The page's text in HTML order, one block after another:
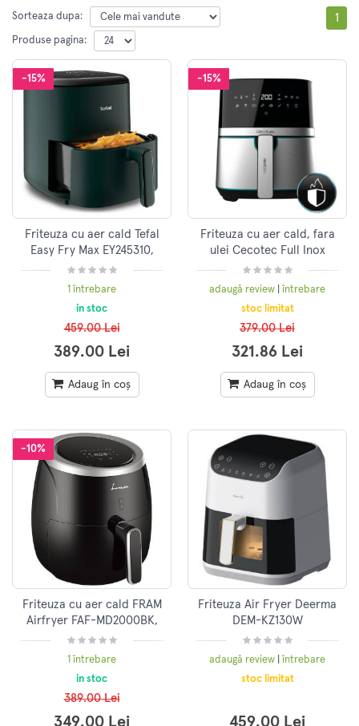
Sorteaza dupa: 1
Produse pagina:
-15%
Friteuza cu aer cald Tefal
Easy Fry Max EY245310,
capacitate 5L, 1500W, 10
prg, touch, Verde
1 întrebare
in stoc
459.00 Lei
389.00 Lei
Adaug în coș
-15%
Friteuza cu aer cald, fara
ulei Cecotec Full Inox
5500 Pro, 1700W, 5.5L,
Control tactil, 8 programe
adaugă review |întrebare
stoc limitat
379.00 Lei
321.86 Lei
Adaug în coș
-10%
Friteuza cu aer cald FRAM
Airfryer FAF-MD2000BK,
gatire fara ulei, 2000W,
capacitate cos 5L, afisaj
1 întrebare
in stoc
389.00 Lei
349.00 Lei
Friteuza Air Fryer Deerma
DEM-KZ130W
adaugă review
întrebare
stoc limitat
459.00 Lei